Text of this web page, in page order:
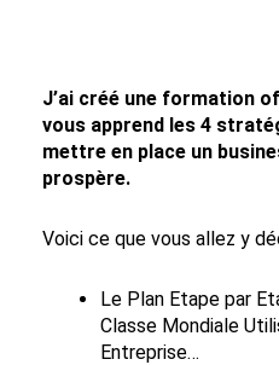
J’ai créé une formation
vous apprend les 4
mettre en place un
prospère.
Voici ce que vous allez y
Le Plan Etape par
Classe Mondiale
Entreprise…